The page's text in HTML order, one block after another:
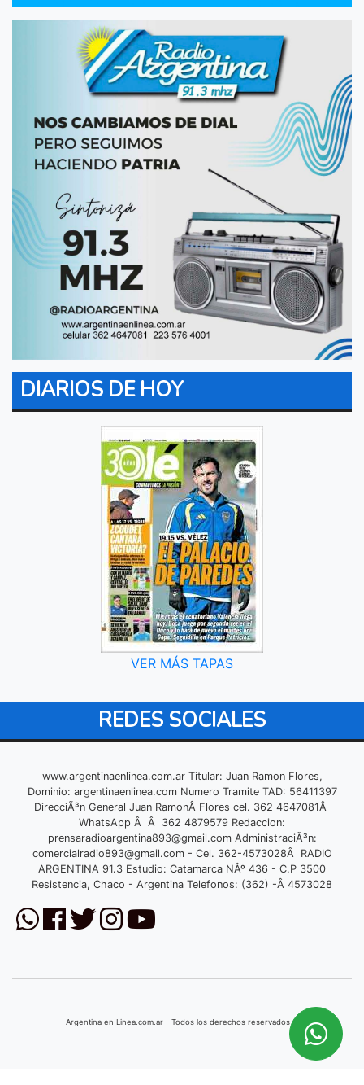
DIARIOS DE HOY
VER MÁS TAPAS
REDES SOCIALES
www.argentinaenlinea.com.ar Titular: Juan Ramon Flores,
Dominio: argentinaenlinea.com Numero Tramite TAD: 56411397
DirecciÃ³n General Juan RamonÂ Flores cel. 362 4647081Â
WhatsApp Â Â 362 4879579 Redaccion:
prensaradioargentina893@gmail.comAdministraciÃ³n:
comercialradio893@gmail.com- Cel. 362-4573028Â RADIO
ARGENTINA 91.3 Estudio: Catamarca NÂº 436 - C.P 3500
Resistencia, Chaco - Argentina Telefonos: (362) -Â 4573028
Argentina en Linea.com.ar - Todos los derechos reservados © 2026